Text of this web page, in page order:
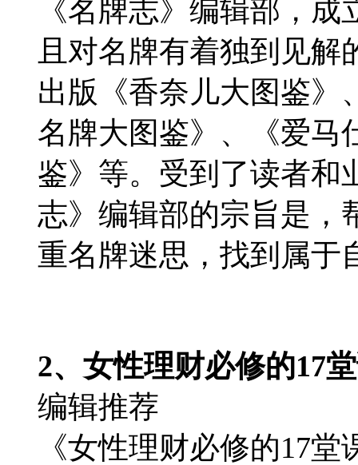
《名牌志》编辑部，
且对名牌有着独到见
出版《香奈儿大图鉴》
名牌大图鉴》、《爱马
鉴》等。受到了读者和
志》编辑部的宗旨是，
重名牌迷思，找到属于
2、女性理财必修的17
编辑推荐
《女性理财必修的17